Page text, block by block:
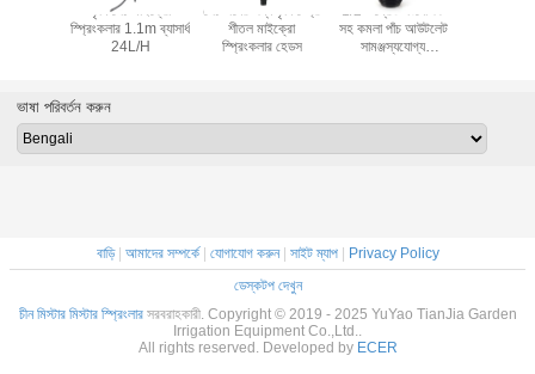
কৃষি সেচ মাইক্রো
স্প্রিংকলার 1.1m ব্যাসার্ধ
24L/H
সেচ লনের জন্য কৃষি স্প্রে
শীতল মাইক্রো
স্প্রিংকলার হেডস
1/2 '' থ্রেড সংযোজক
সহ কমলা পাঁচ আউটলেট
সামঞ্জস্যযোগ্য
ভাষা পরিবর্তন করুন
বাড়ি| আমাদের সম্পর্কে| যোগাযোগ করুন| সাইট ম্যাপ| Privacy Policy
ডেস্কটপ দেখুন
চীন মিস্টার মিস্টার স্প্রিংলারসরবরাহকারী. Copyright © 2019 - 2025 YuYao TianJia Garden
Irrigation Equipment Co.,Ltd..
All rights reserved. Developed by ECER